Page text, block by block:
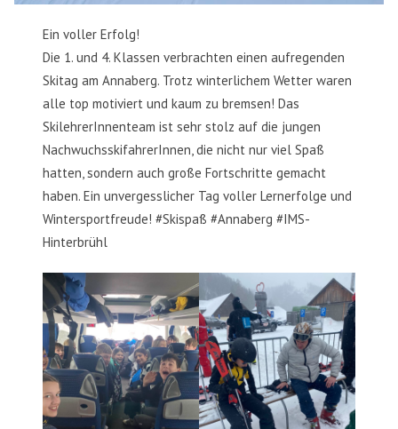
Ein voller Erfolg!
Die 1. und 4. Klassen verbrachten einen aufregenden
Skitag am Annaberg. Trotz winterlichem Wetter waren
alle top motiviert und kaum zu bremsen! Das
SkilehrerInnenteam ist sehr stolz auf die jungen
NachwuchsskifahrerInnen, die nicht nur viel Spaß
hatten, sondern auch große Fortschritte gemacht
haben. Ein unvergesslicher Tag voller Lernerfolge und
Wintersportfreude! #Skispaß #Annaberg #IMS-
Hinterbrühl